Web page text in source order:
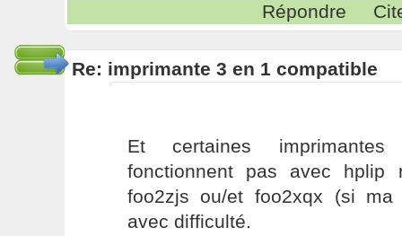
Répondre
Re: imprimante 3 en 1 compatible
Et certaines
fonctionnent pas avec hplip
foo2zjs ou/et foo2xqx (si ma
avec difficulté.